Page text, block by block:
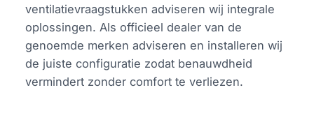
ventilatievraagstukken adviseren wij integrale
oplossingen. Als officieel dealer van de
genoemde merken adviseren en installeren wij
de juiste configuratie zodat benauwdheid
vermindert zonder comfort te verliezen.